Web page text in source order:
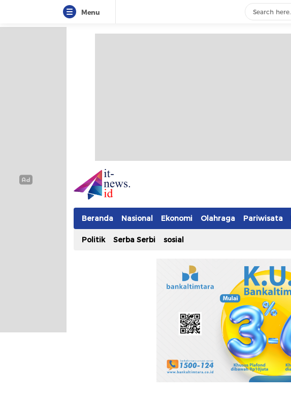
Menu
IT-NEWS
Update Cepat, Cerdas, dan Terpercaya
Beranda Nasional Ekonomi Olahraga Pariwisata
Politik Serba Serbi sosial